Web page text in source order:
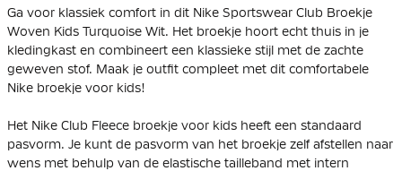
Ga voor klassiek comfort in dit Nike Sportswear Club Broekje
Woven Kids Turquoise Wit. Het broekje hoort echt thuis in je
kledingkast en combineert een klassieke stijl met de zachte
geweven stof. Maak je outfit compleet met dit comfortabele
Nike broekje voor kids!
Het Nike Club Fleece broekje voor kids heeft een standaard
pasvorm. Je kunt de pasvorm van het broekje zelf afstellen naar
wens met behulp van de elastische tailleband met intern